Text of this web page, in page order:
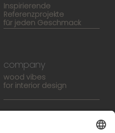
Inspirierende
Referenzprojekte
für jeden Geschmack
company
wood vibes
for interior design
europlacHOUSE